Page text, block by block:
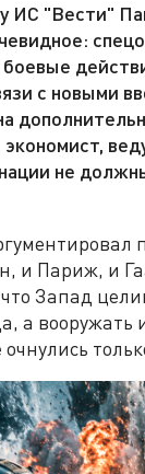
ИС "Вести"
с новыми
не
и Париж, и
Запад
а